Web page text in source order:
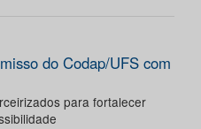
do Codap/UFS com
para fortalecer